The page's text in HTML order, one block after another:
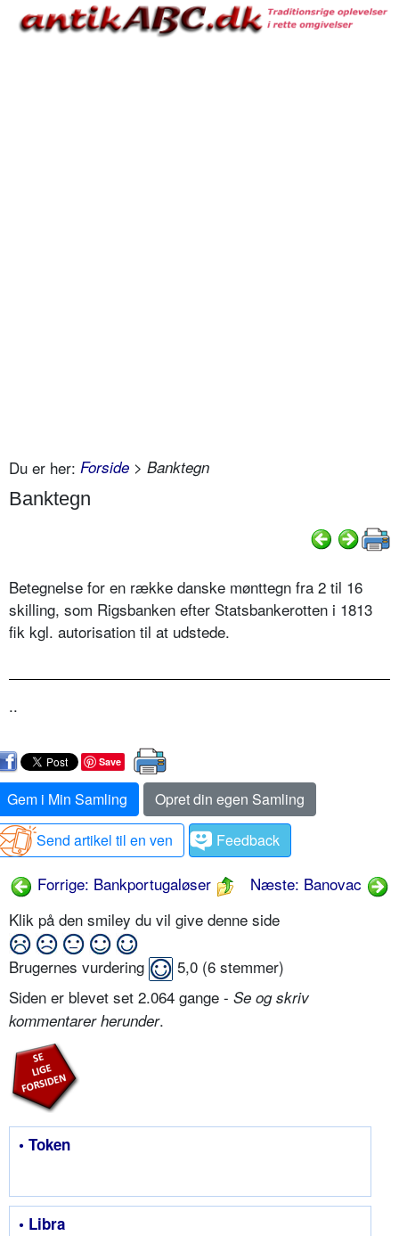
Du er her: Forside > Banktegn
Banktegn
Betegnelse for en række danske mønttegn fra 2 til 16
skilling, som Rigsbanken efter Statsbankerotten i 1813
fik kgl. autorisation til at udstede.
..
Save
Gem i Min Samling
Opret din egen Samling
Send artikel til en ven
Feedback
Forrige: Bankportugaløser
Næste: Banovac
Klik på den smiley du vil give denne side
Brugernes vurdering 5,0 (6 stemmer)
Siden er blevet set 2.064 gange - Se og skriv
kommentarer herunder.
• Token
• Libra